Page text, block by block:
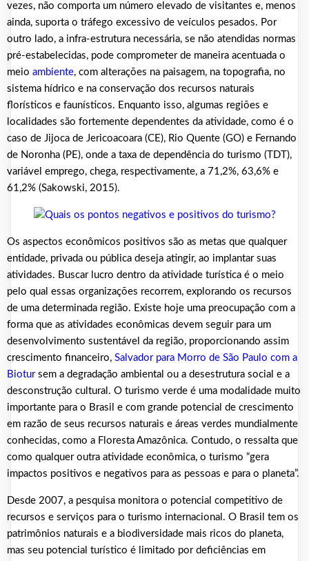
vezes, não comporta um número elevado de visitantes e, menos
ainda, suporta o tráfego excessivo de veículos pesados. Por
outro lado, a infra-estrutura necessária, se não atendidas normas
pré-estabelecidas, pode comprometer de maneira acentuada o
meio ambiente, com alterações na paisagem, na topografia, no
sistema hídrico e na conservação dos recursos naturais
florísticos e faunísticos. Enquanto isso, algumas regiões e
localidades são fortemente dependentes da atividade, como é o
caso de Jijoca de Jericoacoara (CE), Rio Quente (GO) e Fernando
de Noronha (PE), onde a taxa de dependência do turismo (TDT),
variável emprego, chega, respectivamente, a 71,2%, 63,6% e
61,2% (Sakowski, 2015).
Os aspectos econômicos positivos são as metas que qualquer
entidade, privada ou pública deseja atingir, ao implantar suas
atividades. Buscar lucro dentro da atividade turística é o meio
pelo qual essas organizações recorrem, explorando os recursos
de uma determinada região. Existe hoje uma preocupação com a
forma que as atividades econômicas devem seguir para um
desenvolvimento sustentável da região, proporcionando assim
crescimento financeiro, Salvador para Morro de São Paulo com a
Biotursem a degradação ambiental ou a desestrutura social e a
desconstrução cultural. O turismo verde é uma modalidade muito
importante para o Brasil e com grande potencial de crescimento
em razão de seus recursos naturais e áreas verdes mundialmente
conhecidas, como a Floresta Amazônica. Contudo, o ressalta que
como qualquer outra atividade econômica, o turismo “gera
impactos positivos e negativos para as pessoas e para o planeta”.
Desde 2007, a pesquisa monitora o potencial competitivo de
recursos e serviços para o turismo internacional. O Brasil tem os
patrimônios naturais e a biodiversidade mais ricos do planeta,
mas seu potencial turístico é limitado por deficiências em